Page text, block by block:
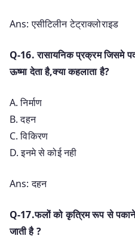
Ans: एसीटिलीन टेट्राक्लोराइड
Q-16. रासायनिक प्रक्रम जिसमे
ऊष्मा देता है,क्या कहलाता है?
A. निर्माण
B. दहन
C. विकिरण
D. इनमे से कोई नही
Ans: दहन
Q-17.फलों को कृत्रिम रूप से
जाती है ?